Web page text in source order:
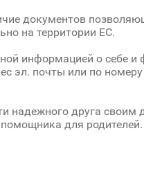
документов
на территории ЕС.
информацией о себе
эл. почты или по номеру
надежного друга своим
для родителей.